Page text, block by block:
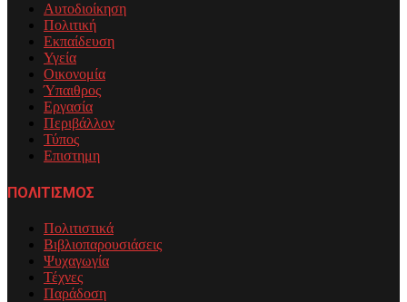
Αυτοδιοίκηση
Πολιτική
Εκπαίδευση
Υγεία
Οικονομία
Ύπαιθρος
Εργασία
Περιβάλλον
Τύπος
Επιστημη
ΠΟΛΙΤΙΣΜΟΣ
Πολιτιστικά
Βιβλιοπαρουσιάσεις
Ψυχαγωγία
Τέχνες
Παράδοση